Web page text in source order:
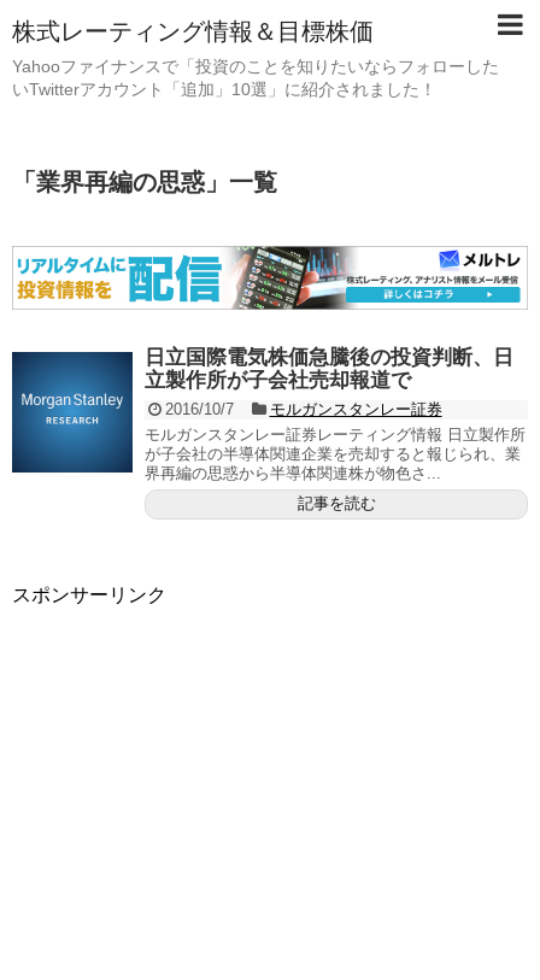
株式レーティング情報＆目標株価
Yahooファイナンスで「投資のことを知りたいならフォローした
いTwitterアカウント「追加」10選」に紹介されました！
「 業界再編の思惑 」 一覧
日立国際電気株価急騰後の投資判断、日
立製作所が子会社売却報道で
2016/10/7
モルガンスタンレー証券
モルガンスタンレー証券レーティング情報 日立製作所
が子会社の半導体関連企業を売却すると報じられ、業
界再編の思惑から半導体関連株が物色さ...
記事を読む
スポンサーリンク